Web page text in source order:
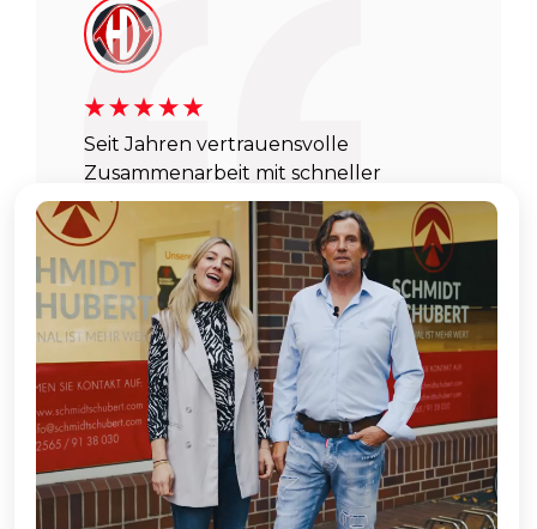
Seit Jahren vertrauensvolle
Zusammenarbeit mit schneller
Vermittlung und professioneller
Betreuung. Absolut
empfehlenswert!
Diederichs